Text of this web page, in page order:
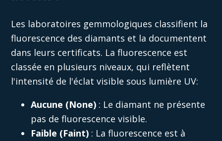
Les laboratoires gemmologiques classifient la
fluorescence des diamants et la documentent
dans leurs certificats. La fluorescence est
classée en plusieurs niveaux, qui reflètent
l'intensité de l'éclat visible sous lumière UV:
Aucune (None) : Le diamant ne présente
pas de fluorescence visible.
Faible (Faint) : La fluorescence est à